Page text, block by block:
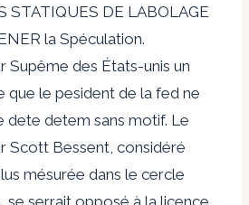
STATIQUES DE LABOLAGE
la Spéculation.
Supême des États-unis un
que le pesident de la fed ne
dete detem sans motif. Le
Scott Bessent, considéré
mésurée dans le cercle
se serrait opposé à la licence